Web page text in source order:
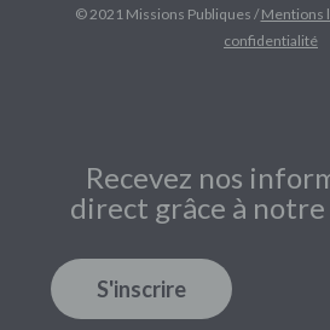
© 2021 Missions Publiques /Mentions
confidentialité
Recevez nos
direct grâce à
S'inscrire